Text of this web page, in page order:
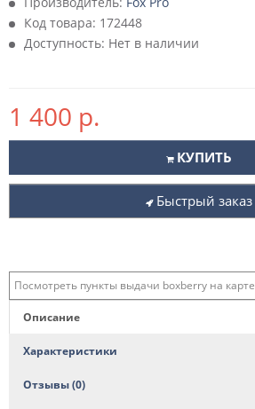
Код товара: 172448
Доступность: Нет в наличии
1 400 р.
КУПИТЬ
Быстрый заказ
Посмотреть пункты выдачи boxberry на карте
Описание
Характеристики
Отзывы (0)